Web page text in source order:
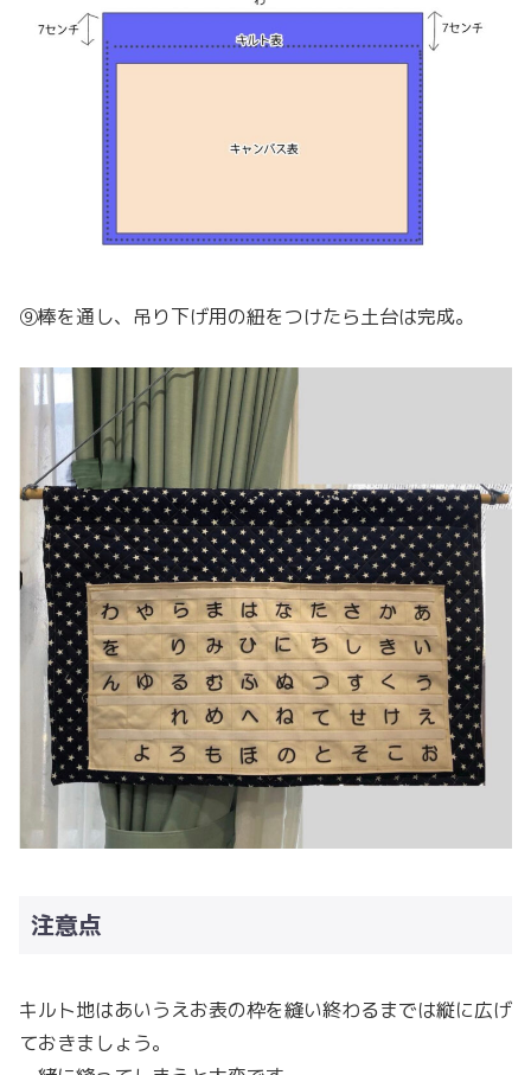
⑨棒を通し、吊り下げ用の紐をつけたら土台は完成。
注意点
キルト地はあいうえお表の枠を縫い終わるまでは縦に広げ
ておきましょう。